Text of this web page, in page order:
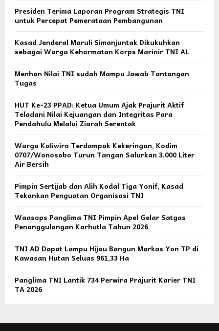
Presiden Terima Laporan Program Strategis TNI
untuk Percepat Pemerataan Pembangunan
Kasad Jenderal Maruli Simanjuntak Dikukuhkan
sebagai Warga Kehormatan Korps Marinir TNI AL
Menhan Nilai TNI sudah Mampu Jawab Tantangan
Tugas
HUT Ke-23 PPAD: Ketua Umum Ajak Prajurit Aktif
Teladani Nilai Kejuangan dan Integritas Para
Pendahulu Melalui Ziarah Serentak
Warga Kaliwiro Terdampak Kekeringan, Kodim
0707/Wonosobo Turun Tangan Salurkan 3.000 Liter
Air Bersih
Pimpin Sertijab dan Alih Kodal Tiga Yonif, Kasad
Tekankan Penguatan Organisasi TNI
Waasops Panglima TNI Pimpin Apel Gelar Satgas
Penanggulangan Karhutla Tahun 2026
TNI AD Dapat Lampu Hijau Bangun Markas Yon TP di
Kawasan Hutan Seluas 961,33 Ha
Panglima TNI Lantik 734 Perwira Prajurit Karier TNI
TA 2026